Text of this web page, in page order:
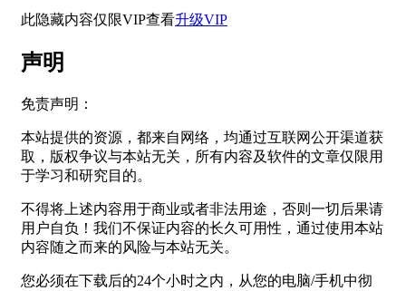
此隐藏内容仅限VIP查看升级VIP
声明
免责声明：
本站提供的资源，都来自网络，均通过互联网公开渠道获
取，版权争议与本站无关，所有内容及软件的文章仅限用
于学习和研究目的。
不得将上述内容用于商业或者非法用途，否则一切后果请
用户自负！我们不保证内容的长久可用性，通过使用本站
内容随之而来的风险与本站无关。
您必须在下载后的24个小时之内，从您的电脑/手机中彻